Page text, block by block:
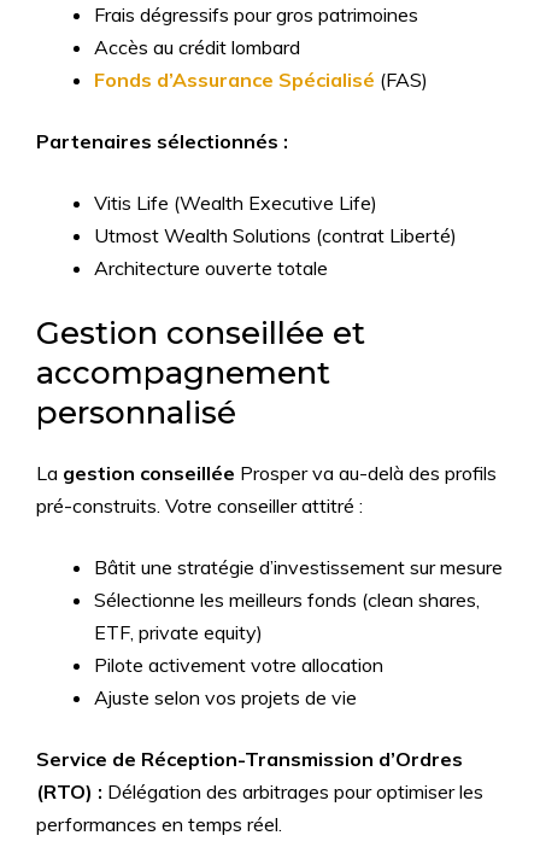
Frais dégressifs pour gros patrimoines
Accès au crédit lombard
Fonds d’Assurance Spécialisé (FAS)
Partenaires sélectionnés :
Vitis Life (Wealth Executive Life)
Utmost Wealth Solutions (contrat Liberté)
Architecture ouverte totale
Gestion conseillée et
accompagnement
personnalisé
La gestion conseillée Prosper va au-delà des profils
pré-construits. Votre conseiller attitré :
Bâtit une stratégie d’investissement sur mesure
Sélectionne les meilleurs fonds (clean shares,
ETF, private equity)
Pilote activement votre allocation
Ajuste selon vos projets de vie
Service de Réception-Transmission d’Ordres
(RTO) : Délégation des arbitrages pour optimiser les
performances en temps réel.